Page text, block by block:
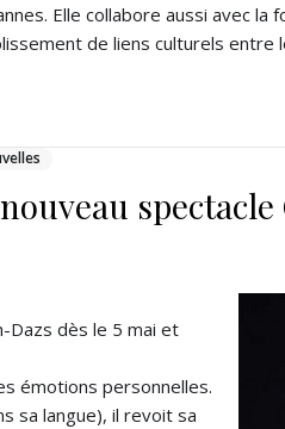
Elle collabore aussi avec la
de liens culturels entre
Dazs dès le 5 mai et
émotions personnelles.
sa langue), il revoit sa